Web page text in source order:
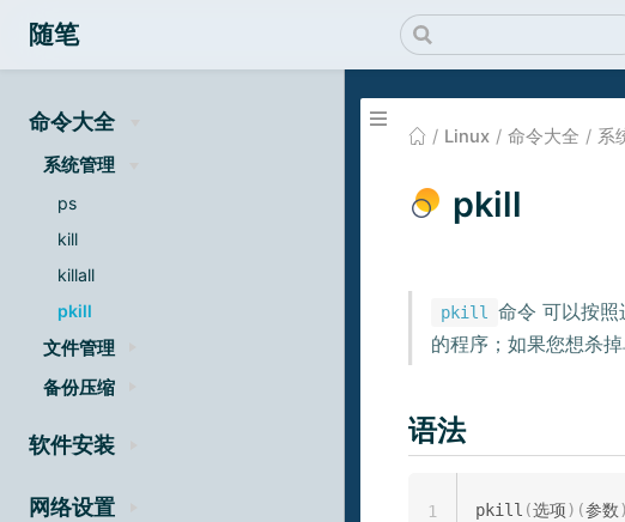
随笔
命令大全
系统管理
ps
kill
killall
pkill
文件管理
备份压缩
软件安装
网络设置
Linux 命令大全 系
pkill
pkill 命令 可以按照
的程序；如果您想杀
语法
pkill (选项) (参数)
1